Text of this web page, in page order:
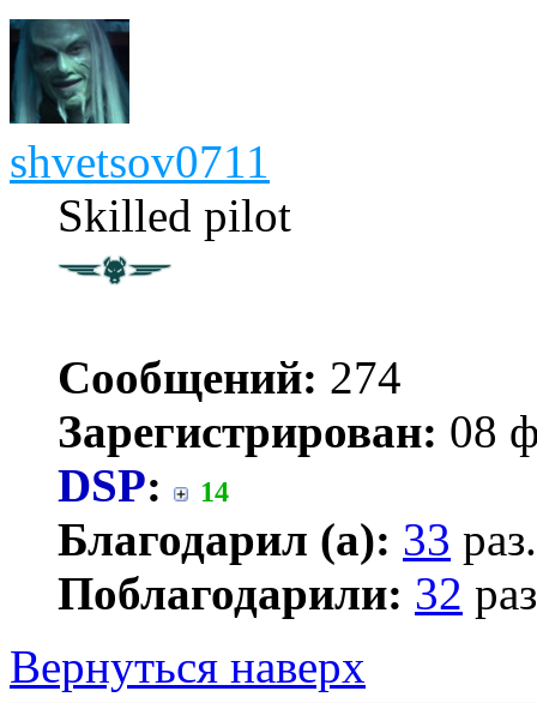
shvetsov0711
Skilled pilot
Сообщений: 274
Зарегистрирован: 08
DSP: 14
Благодарил (а): 33 раз.
Поблагодарили: 32
Вернуться наверх